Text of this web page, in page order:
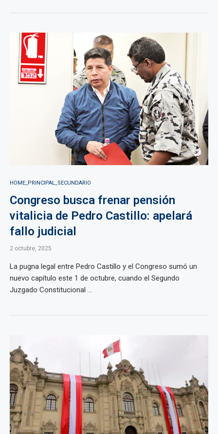
HOME_PRINCIPAL_SECUNDARIO
Congreso busca frenar pensión
vitalicia de Pedro Castillo: apelará
fallo judicial
2 octubre, 2025
La pugna legal entre Pedro Castillo y el Congreso sumó un
nuevo capítulo este 1 de octubre, cuando el Segundo
Juzgado Constitucional ...